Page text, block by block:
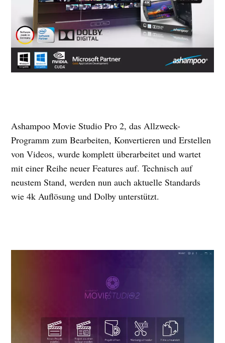
Ashampoo Movie Studio Pro 2, das Allzweck-
Programm zum Bearbeiten, Konvertieren und Erstellen
von Videos, wurde komplett überarbeitet und wartet
mit einer Reihe neuer Features auf. Technisch auf
neustem Stand, werden nun auch aktuelle Standards
wie 4k Auflösung und Dolby unterstützt.